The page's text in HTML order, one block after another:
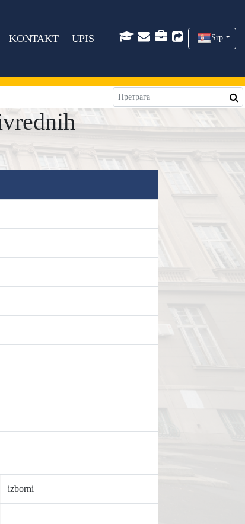
KONTAKT UPIS Srp
izborni